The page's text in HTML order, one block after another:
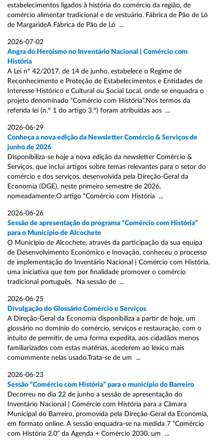
estabelecimentos ligados à história do comércio da região, de
comércio alimentar tradicional e de vestuário. Fábrica de Pão de Ló
de MargarideA Fábrica de Pão de Ló ...
2026-07-02
Angra do Heroísmo no Inventário Nacional | Comércio com
História
A Lei nº 42/2017, de 14 de junho, estabelece o Regime de
Reconhecimento e Proteção de Estabelecimentos e Entidades de
Interesse Histórico e Cultural ou Social Local, onde se enquadra o
projeto denominado “Comércio com História”.Nos termos da
referida lei (n.º 1 do artigo 3.º) foram atribuídas aos ...
2026-06-29
Conheça a nova edição da Newsletter Comércio & Serviços de
junho de 2026
Disponibiliza-se hoje a nova edição da newsletter Comércio &
Serviços, que inclui artigos sobre temas relevantes para o setor do
comércio e dos serviços, desenvolvida pela Direção-Geral da
Economia (DGE), neste primeiro semestre de 2026,
nomeadamente:O artigo “Comércio com História ...
2026-06-26
Sessão de apresentação do programa “Comércio com História”
para o Município de Alcochete
O Município de Alcochete, através da participação da sua equipa
de Desenvolvimento Económico e Inovação, conheceu o processo
de implementação do Inventário Nacional | Comércio com História,
uma iniciativa que tem por finalidade promover o comércio
tradicional português. Na sessão de ...
2026-06-25
Divulgação do Glossário Comércio e Serviços
A Direção-Geral da Economia disponibiliza a partir de hoje, um
glossário no domínio do comércio, serviços e restauração, com o
intuito de permitir, de uma forma expedita, aos cidadãos menos
familiarizados com estas matérias, acederem ao léxico mais
comummente nelas usado.Trata-se de um ...
2026-06-23
Sessão “Comércio com História” para o município do Barreiro
Decorreu no dia 22 de junho a sessão de apresentação do
Inventário Nacional | Comércio com História para a Câmara
Municipal do Barreiro, promovida pela Direção-Geral da Economia,
em formato online. A sessão enquadra-se na medida 7 “Comércio
com História 2.0” da Agenda + Comércio 2030, um ...